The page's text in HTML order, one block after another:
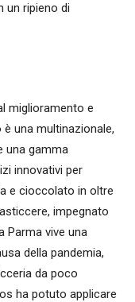
un ripieno di
miglioramento e
è una multinazionale,
una gamma
innovativi per
e cioccolato in oltre
impegnato
Parma vive una
della pandemia,
da poco
ha potuto applicare